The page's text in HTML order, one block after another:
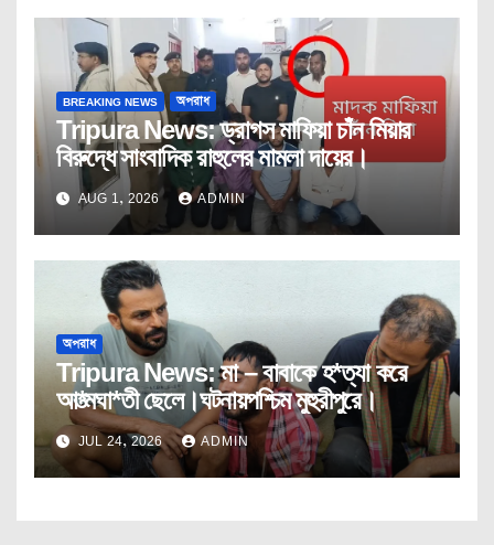
BREAKING NEWS অপরাধ
Tripura News: ড্রাগস মাফিয়া চাঁন মিয়ার
বিরুদ্ধে সাংবাদিক রাহুলের মামলা দায়ের।
AUG 1, 2026 ADMIN
অপরাধ
Tripura News: মা – বাবাকে হ*ত্যা করে
আ*ত্মঘা*তী ছেলে।ঘটনায়পশ্চিম মুহুরীপুরে।
JUL 24, 2026 ADMIN